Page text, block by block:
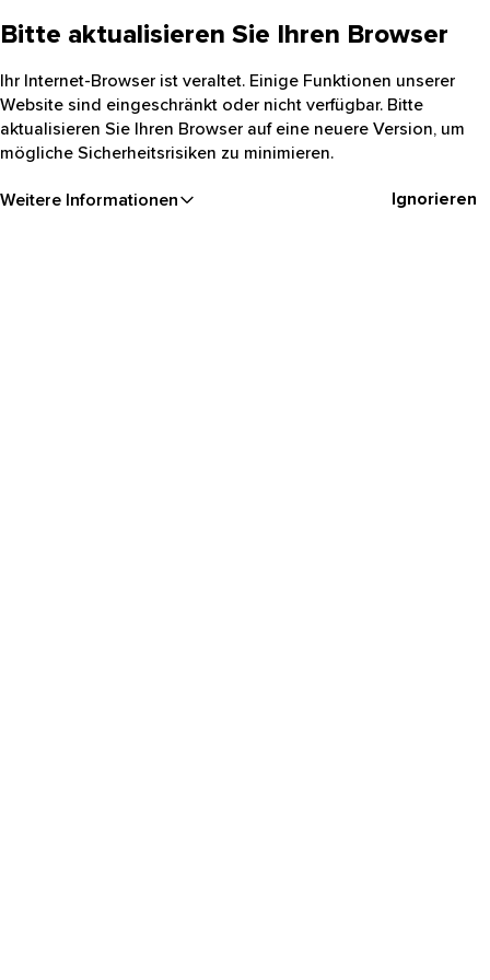
Bitte aktualisieren Sie Ihren Browser
Ihr Internet-Browser ist veraltet. Einige Funktionen unserer
Website sind eingeschränkt oder nicht verfügbar. Bitte
aktualisieren Sie Ihren Browser auf eine neuere Version, um
mögliche Sicherheitsrisiken zu minimieren.
Weitere Informationen Ignorieren